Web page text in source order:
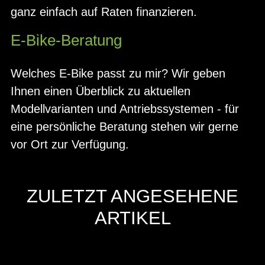
ganz einfach auf Raten finanzieren.
E-Bike-Beratung
Welches E-Bike passt zu mir? Wir geben
Ihnen einen Überblick zu aktuellen
Modellvarianten und Antriebssystemen - für
eine persönliche Beratung stehen wir gerne
vor Ort zur Verfügung.
ZULETZT ANGESEHENE
ARTIKEL